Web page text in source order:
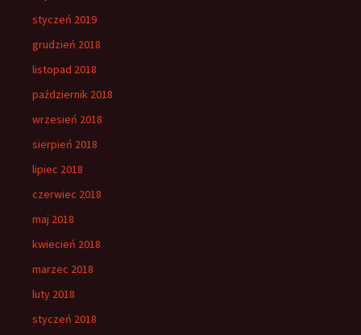
styczeń 2019
grudzień 2018
listopad 2018
październik 2018
wrzesień 2018
sierpień 2018
lipiec 2018
czerwiec 2018
maj 2018
kwiecień 2018
marzec 2018
luty 2018
styczeń 2018